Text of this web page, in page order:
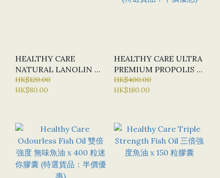
HEALTHY CARE
NATURAL LANOLIN 天
然羊毛脂 + 維生素 E 霜
100G
HK$120.00
HK$80.00
HEALTHY CARE ULTRA
PREMIUM PROPOLIS 超
優質蜂膠 3800MG X 200
粒 (特選貨品：半價優惠)
HK$400.00
HK$180.00